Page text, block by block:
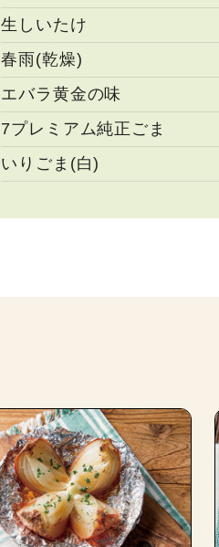
生しいたけ
春雨(乾燥)
エバラ黄金の味
7プレミアム純正ごま
いりごま(白)